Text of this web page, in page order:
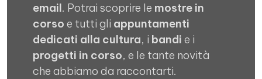
email. Potrai scoprire le mostre in
corso e tutti gli appuntamenti
dedicati alla cultura, i bandi e i
progetti in corso, e le tante novità
che abbiamo da raccontarti.